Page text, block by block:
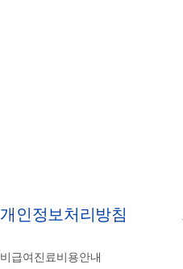
개인정보처리방침
비급여진료비용안내